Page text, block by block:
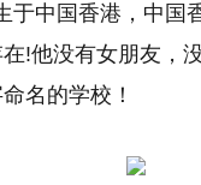
于中国香港，中
!他没有女朋友，
名的学校！